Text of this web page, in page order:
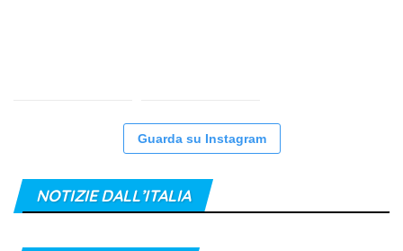
Guarda su Instagram
NOTIZIE DALL’ITALIA